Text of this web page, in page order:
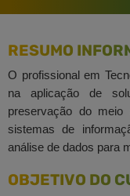
RESUMO
O profissional em
na aplicação de
preservação do meio
sistemas de
análise de dados para
OBJETIVO DO